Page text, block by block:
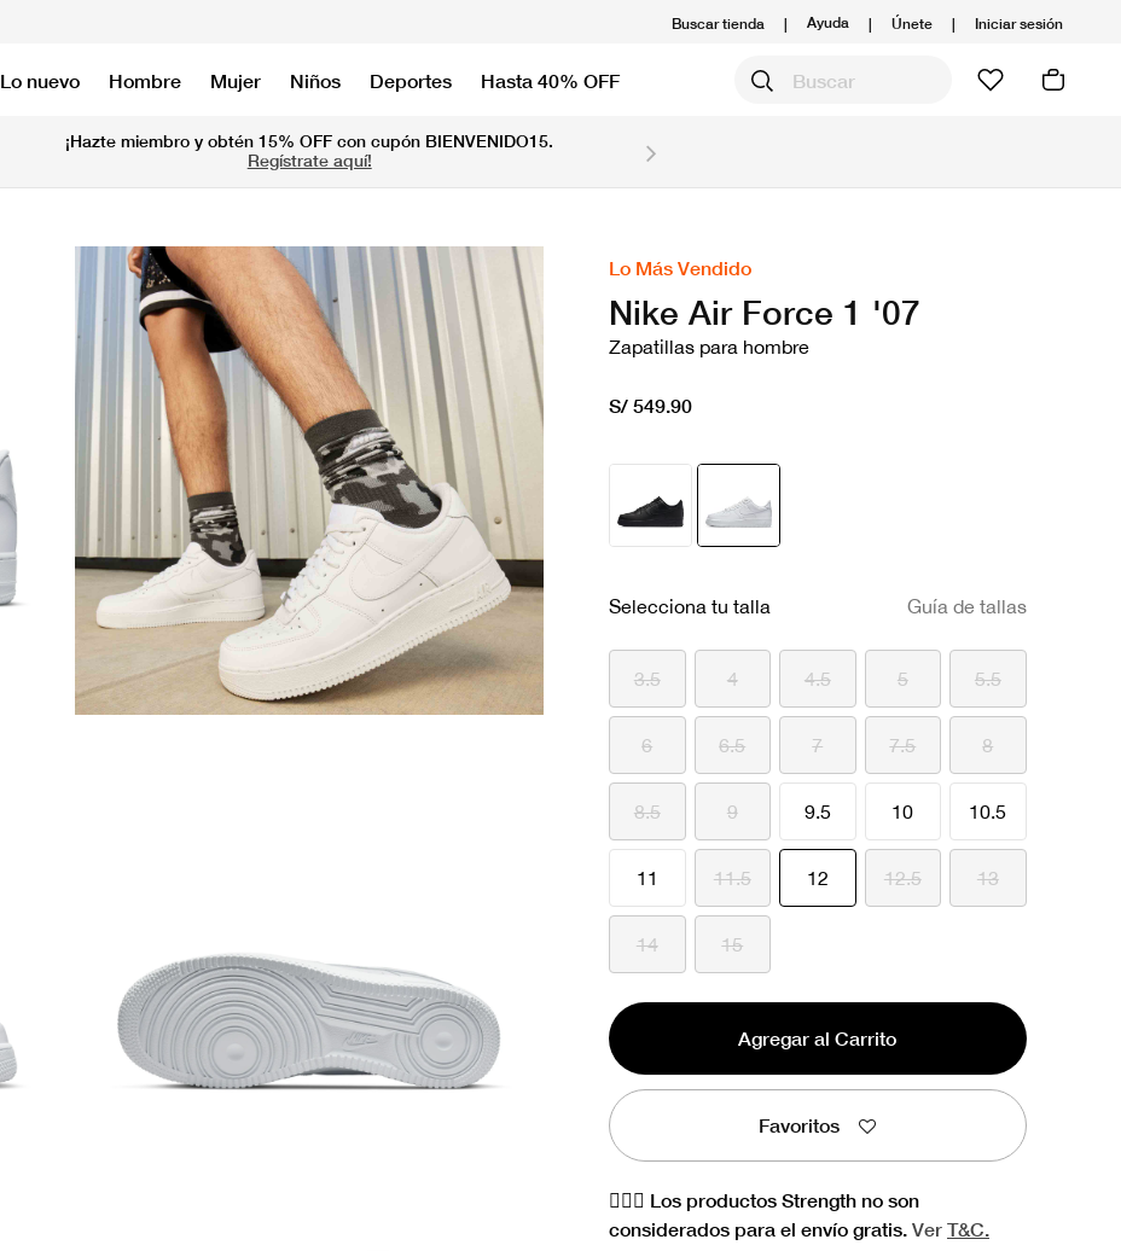
Buscar tienda | Ayuda | Únete | Iniciar sesión
Lo nuevo Hombre Mujer Niños Deportes Hasta 40% OFF
¡Hazte miembro y obtén 15% OFF con cupón BIENVENIDO15.
Regístrate aquí!
Lo Más Vendido
Nike Air Force 1 '07
Zapatillas para hombre
S/ 549.90
Selecciona tu talla Guía de tallas
3.5 4 4.5 5 5.5
6 6.5 7 7.5 8
8.5 9 9.5 10 10.5
11 11.5 12seleccionado
12.5 13
14 15
Agregar al Carrito
Favoritos
🏋🏻‍♀️ Los productos Strength no son
considerados para el envío gratis. Ver T&C.